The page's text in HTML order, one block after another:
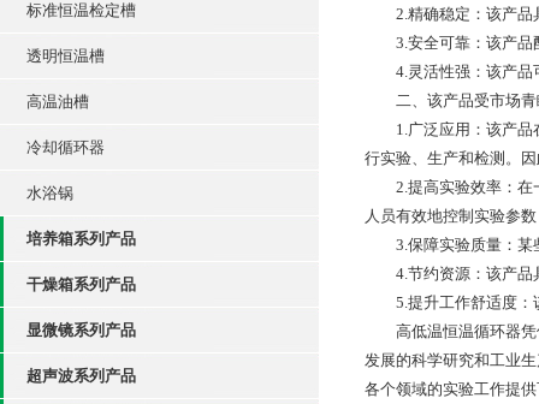
标准恒温检定槽
透明恒温槽
高温油槽
冷却循环器
水浴锅
培养箱系列产品
干燥箱系列产品
显微镜系列产品
超声波系列产品
2.精确稳定：该产品具
3.安全可靠：该产品配
4.灵活性强：该产品可
二、该产品受市场青
1.广泛应用：该产品在
行实验、生产和检测。
2.提高实验效率：在一
人员有效地控制实验参
3.保障实验质量：某些
4.节约资源：该产品具
5.提升工作舒适度：该
高低温恒温循环器凭
发展的科学研究和工业
各个领域的实验工作提